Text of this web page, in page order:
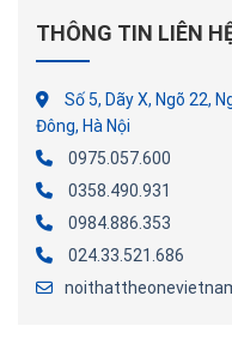
THÔNG TIN LIÊN
Số 5, Dãy X, Ngõ 22,
Đông, Hà Nội
0975.057.600
0358.490.931
0984.886.353
024.33.521.686